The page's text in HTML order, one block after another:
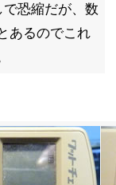
恐縮だが、数
あるのでこれ